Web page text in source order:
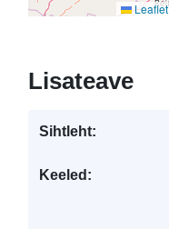
Leaflet
Lisateave
Sihtleht:
Keeled: